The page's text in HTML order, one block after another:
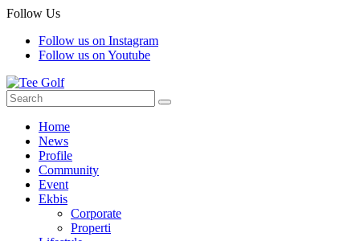
Follow Us
Follow us on Instagram
Follow us on Youtube
Home
News
Profile
Community
Event
Ekbis
Corporate
Properti